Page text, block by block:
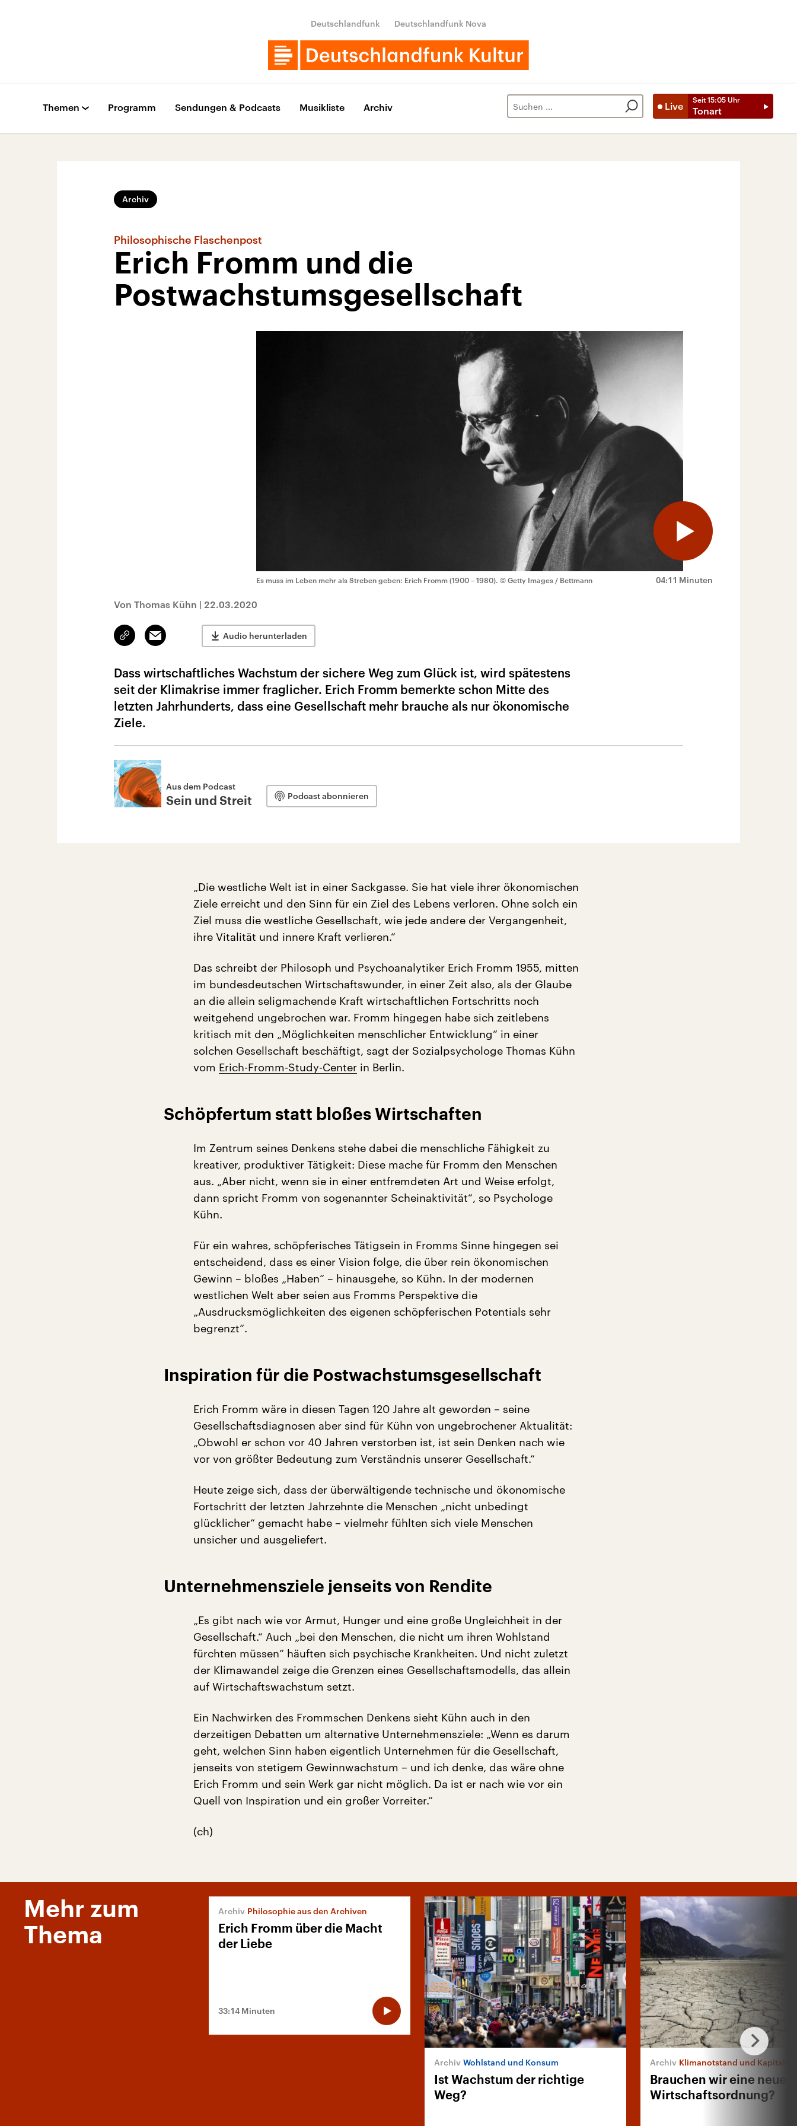
Deutschlandfunk Deutschlandfunk Nova
Live
Seit 15:05 Uhr
Tonart
Themen Programm Sendungen & Podcasts Musikliste Archiv
Archiv
Philosophische Flaschenpost
Erich Fromm und die
Postwachstumsgesellschaft
04:11 Minuten
Es muss im Leben mehr als Streben geben: Erich Fromm (1900 – 1980). © Getty Images / Bettmann
Von Thomas Kühn | 22.03.2020
Link
kopieren/teilen
Email Audio herunterladen
Dass wirtschaftliches Wachstum der sichere Weg zum Glück ist, wird spätestens
seit der Klimakrise immer fraglicher. Erich Fromm bemerkte schon Mitte des
letzten Jahrhunderts, dass eine Gesellschaft mehr brauche als nur ökonomische
Ziele.
Aus dem Podcast
Sein und Streit Podcast abonnieren
„Die westliche Welt ist in einer Sackgasse. Sie hat viele ihrer ökonomischen
Ziele erreicht und den Sinn für ein Ziel des Lebens verloren. Ohne solch ein
Ziel muss die westliche Gesellschaft, wie jede andere der Vergangenheit,
ihre Vitalität und innere Kraft verlieren.“
Das schreibt der Philosoph und Psychoanalytiker Erich Fromm 1955, mitten
im bundesdeutschen Wirtschaftswunder, in einer Zeit also, als der Glaube
an die allein seligmachende Kraft wirtschaftlichen Fortschritts noch
weitgehend ungebrochen war. Fromm hingegen habe sich zeitlebens
kritisch mit den „Möglichkeiten menschlicher Entwicklung“ in einer
solchen Gesellschaft beschäftigt, sagt der Sozialpsychologe Thomas Kühn
vom Erich-Fromm-Study-Center in Berlin.
Schöpfertum statt bloßes Wirtschaften
Im Zentrum seines Denkens stehe dabei die menschliche Fähigkeit zu
kreativer, produktiver Tätigkeit: Diese mache für Fromm den Menschen
aus. „Aber nicht, wenn sie in einer entfremdeten Art und Weise erfolgt,
dann spricht Fromm von sogenannter Scheinaktivität“, so Psychologe
Kühn.
Für ein wahres, schöpferisches Tätigsein in Fromms Sinne hingegen sei
entscheidend, dass es einer Vision folge, die über rein ökonomischen
Gewinn – bloßes „Haben“ – hinausgehe, so Kühn. In der modernen
westlichen Welt aber seien aus Fromms Perspektive die
„Ausdrucksmöglichkeiten des eigenen schöpferischen Potentials sehr
begrenzt“.
Inspiration für die Postwachstumsgesellschaft
Erich Fromm wäre in diesen Tagen 120 Jahre alt geworden – seine
Gesellschaftsdiagnosen aber sind für Kühn von ungebrochener Aktualität:
„Obwohl er schon vor 40 Jahren verstorben ist, ist sein Denken nach wie
vor von größter Bedeutung zum Verständnis unserer Gesellschaft.“
Heute zeige sich, dass der überwältigende technische und ökonomische
Fortschritt der letzten Jahrzehnte die Menschen „nicht unbedingt
glücklicher“ gemacht habe – vielmehr fühlten sich viele Menschen
unsicher und ausgeliefert.
Unternehmensziele jenseits von Rendite
„Es gibt nach wie vor Armut, Hunger und eine große Ungleichheit in der
Gesellschaft.“ Auch „bei den Menschen, die nicht um ihren Wohlstand
fürchten müssen“ häuften sich psychische Krankheiten. Und nicht zuletzt
der Klimawandel zeige die Grenzen eines Gesellschaftsmodells, das allein
auf Wirtschaftswachstum setzt.
Ein Nachwirken des Frommschen Denkens sieht Kühn auch in den
derzeitigen Debatten um alternative Unternehmensziele: „Wenn es darum
geht, welchen Sinn haben eigentlich Unternehmen für die Gesellschaft,
jenseits von stetigem Gewinnwachstum – und ich denke, das wäre ohne
Erich Fromm und sein Werk gar nicht möglich. Da ist er nach wie vor ein
Quell von Inspiration und ein großer Vorreiter.“
(ch)
Mehr zum
Thema
Philosophie aus den Archiven
Erich Fromm über die Macht
der Liebe
33:14 Minuten
Wohlstand und Konsum
Ist Wachstum der richtige
Weg?
Klimanotstand und
Brauchen wir eine neue
Wirtschaftsordnung?